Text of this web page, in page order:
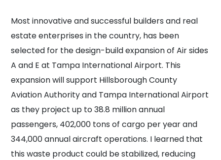
Most innovative and successful builders and real
estate enterprises in the country, has been
selected for the design-build expansion of Air sides
A and E at Tampa International Airport. This
expansion will support Hillsborough County
Aviation Authority and Tampa International Airport
as they project up to 38.8 million annual
passengers, 402,000 tons of cargo per year and
344,000 annual aircraft operations. I learned that
this waste product could be stabilized, reducing